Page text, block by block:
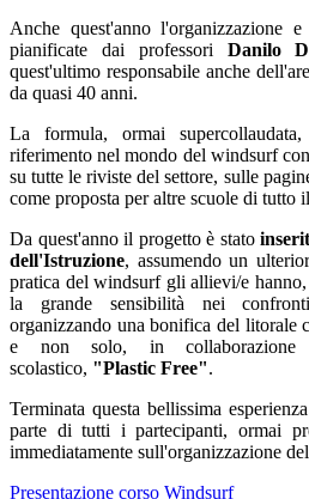
Anche quest'anno l'organizzazione
pianificate dai professori
Danilo
quest'ultimo responsabile anche
da quasi 40 anni.
La formula, ormai
riferimento nel mondo del windsurf
su tutte le riviste del settore, sulle
come proposta per altre scuole di tutto
Da quest'anno il progetto è stato
dell'Istruzione, assumendo un
pratica del windsurf gli allievi/e
la grande sensibilità nei
organizzando una bonifica del litorale
e non solo, in
scolastico, "Plastic Free".
Terminata questa bellissima
parte di tutti i partecipanti, ormai
immediatamente sull'organizzazione
Presentazione corso Windsurf